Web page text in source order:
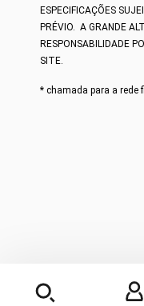
ESPECIFICAÇÕES
PRÉVIO. A GRANDE
RESPONSABILIDADE
SITE.
* chamada para a rede